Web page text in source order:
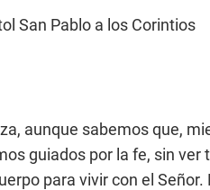
San Pablo a los Corintios
aunque sabemos que,
guiados por la fe, sin ver
para vivir con el Señor.